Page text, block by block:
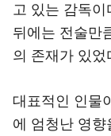
고 있는 감독
뒤에는 전술만
의 존재가 있었
대표적인 인물
에 엄청난 영